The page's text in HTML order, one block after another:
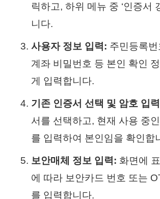
릭하고, 하위 메뉴 중 ‘인증서
니다.
사용자 정보 입력: 주민등록
계좌 비밀번호 등 본인 확인
게 입력합니다.
기존 인증서 선택 및 암호 입
서를 선택하고, 현재 사용 중
를 입력하여 본인임을 확인합
보안매체 정보 입력: 화면에
에 따라 보안카드 번호 또는
를 입력합니다.